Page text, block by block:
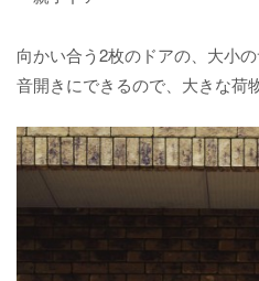
向かい合う2枚のドアの、大小
音開きにできるので、大きな荷